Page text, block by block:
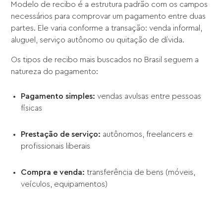
Modelo de recibo é a estrutura padrão com os campos
necessários para comprovar um pagamento entre duas
partes. Ele varia conforme a transação: venda informal,
aluguel, serviço autônomo ou quitação de dívida.
Os tipos de recibo mais buscados no Brasil seguem a
natureza do pagamento:
Pagamento simples: vendas avulsas entre pessoas
físicas
Prestação de serviço: autônomos, freelancers e
profissionais liberais
Compra e venda: transferência de bens (móveis,
veículos, equipamentos)